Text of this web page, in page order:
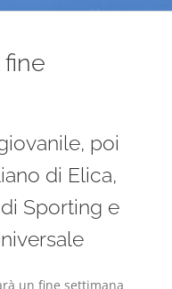
poi
di Elica,
Sporting e
un fine settimana